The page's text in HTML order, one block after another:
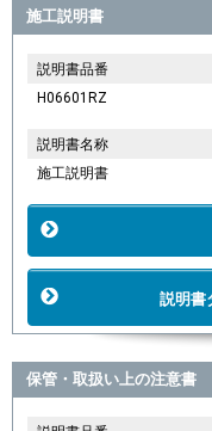
施工説明書
説明書品番
H06601RZ
説明書名称
施工説明書
説明書
保管・取扱い上の注意書